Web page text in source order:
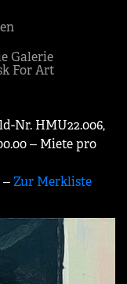
Galerie
For Art
Nr. HMU22.006,
‒ Miete pro
‒Zur Merkliste